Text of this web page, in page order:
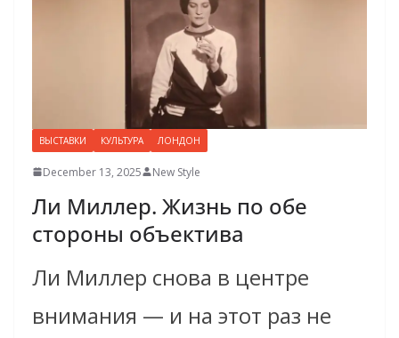
ВЫСТАВКИ КУЛЬТУРА ЛОНДОН
December 13, 2025 New Style
Ли Миллер. Жизнь по обе
стороны объектива
Ли Миллер снова в центре
внимания — и на этот раз не